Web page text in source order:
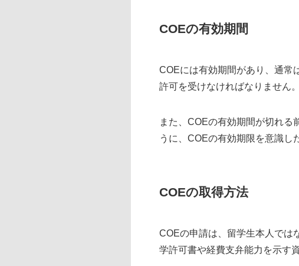
COEの有効期間
COEには有効期間があり、通常
許可を受けなければなりません
また、COEの有効期間が切れる
うに、COEの有効期限を意識し
COEの取得方法
COEの申請は、留学生本人では
学許可書や経費支弁能力を示す